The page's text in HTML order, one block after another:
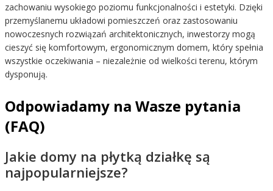
zachowaniu wysokiego poziomu funkcjonalności i estetyki. Dzięki
przemyślanemu układowi pomieszczeń oraz zastosowaniu
nowoczesnych rozwiązań architektonicznych, inwestorzy mogą
cieszyć się komfortowym, ergonomicznym domem, który spełnia
wszystkie oczekiwania – niezależnie od wielkości terenu, którym
dysponują.
Odpowiadamy na Wasze pytania
(FAQ)
Jakie domy na płytką działkę są
najpopularniejsze?